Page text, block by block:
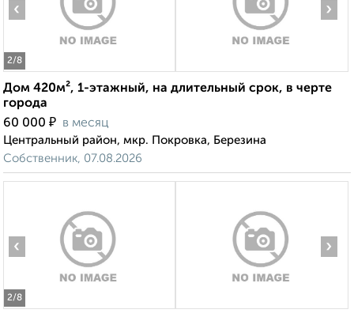
2/8
‹ ›
Дом 420м², 1-этажный, на длительный срок, в черте
города
60 000 ₽ в месяц
Центральный район, мкр. Покровка, Березина
Собственник, 07.08.2026
2/8
‹ ›